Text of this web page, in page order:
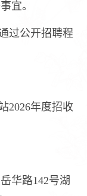
宜。
过公开招聘程
年度招收
华路142号湖